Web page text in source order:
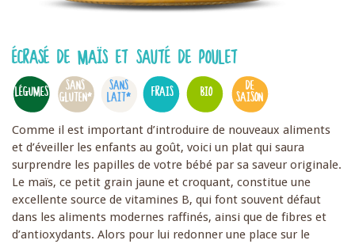
ÉCRASÉ DE MAÏS ET SAUTÉ DE POULET
LÉGUMES
SANS
GLUTEN*
SANS
LAIT*
FRAIS BIO
DE
SAISON
Comme il est important d’introduire de nouveaux aliments
et d’éveiller les enfants au goût, voici un plat qui saura
surprendre les papilles de votre bébé par sa saveur originale.
Le maïs, ce petit grain jaune et croquant, constitue une
excellente source de vitamines B, qui font souvent défaut
dans les aliments modernes raffinés, ainsi que de fibres et
d’antioxydants. Alors pour lui redonner une place sur le